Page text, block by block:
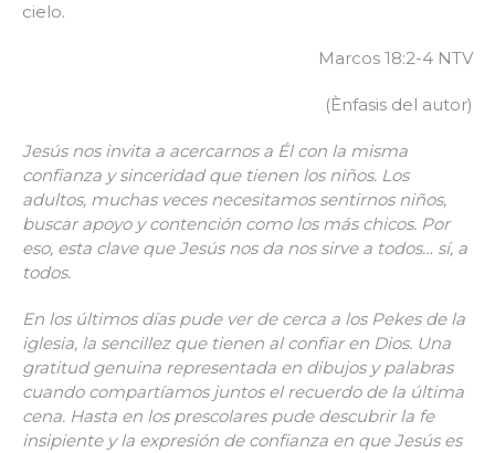
cielo.
Marcos 18:2-4 NTV
(Ènfasis del autor)
Jesús nos invita a acercarnos a Él con la misma
confianza y sinceridad que tienen los niños. Los
adultos, muchas veces necesitamos sentirnos niños,
buscar apoyo y contención como los más chicos. Por
eso, esta clave que Jesús nos da nos sirve a todos… sí, a
todos.
En los últimos días pude ver de cerca a los Pekes de la
iglesia, la sencillez que tienen al confiar en Dios. Una
gratitud genuina representada en dibujos y palabras
cuando compartíamos juntos el recuerdo de la última
cena. Hasta en los prescolares pude descubrir la fe
insipiente y la expresión de confianza en que Jesús es